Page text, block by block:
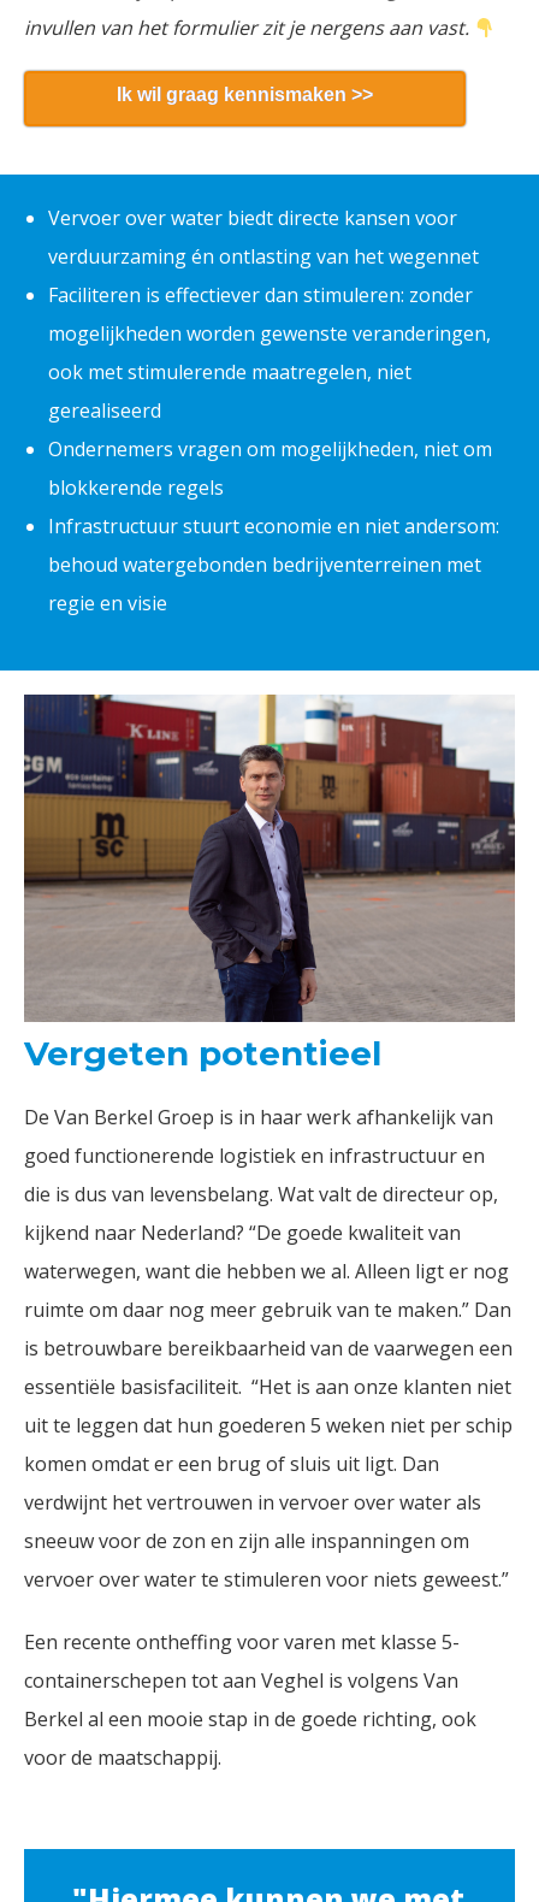
invullen van het formulier zit je nergens aan vast.
Ik wil graag kennismaken >>
Vervoer over water biedt directe kansen voor
verduurzaming én ontlasting van het wegennet
Faciliteren is effectiever dan stimuleren: zonder
mogelijkheden worden gewenste veranderingen,
ook met stimulerende maatregelen, niet
gerealiseerd
Ondernemers vragen om mogelijkheden, niet om
blokkerende regels
Infrastructuur stuurt economie en niet andersom:
behoud watergebonden bedrijventerreinen met
regie en visie
Vergeten potentieel
De Van Berkel Groep is in haar werk afhankelijk van
goed functionerende logistiek en infrastructuur en
die is dus van levensbelang. Wat valt de directeur op,
kijkend naar Nederland? “De goede kwaliteit van
waterwegen, want die hebben we al. Alleen ligt er nog
ruimte om daar nog meer gebruik van te maken.” Dan
is betrouwbare bereikbaarheid van de vaarwegen een
essentiële basisfaciliteit. “Het is aan onze klanten niet
uit te leggen dat hun goederen 5 weken niet per schip
komen omdat er een brug of sluis uit ligt. Dan
verdwijnt het vertrouwen in vervoer over water als
sneeuw voor de zon en zijn alle inspanningen om
vervoer over water te stimuleren voor niets geweest.”
Een recente ontheffing voor varen met klasse 5-
containerschepen tot aan Veghel is volgens Van
Berkel al een mooie stap in de goede richting, ook
voor de maatschappij.